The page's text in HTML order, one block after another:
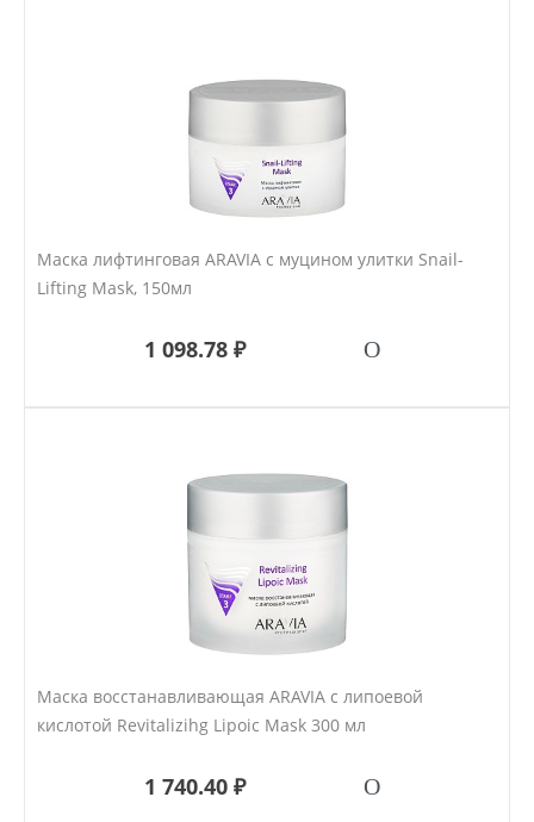
Маска лифтинговая ARAVIA с муцином улитки Snail-
Lifting Mask, 150мл
1 098.78 ₽
Маска восстанавливающая ARAVIA с липоевой
кислотой Revitalizihg Lipoic Mask 300 мл
1 740.40 ₽